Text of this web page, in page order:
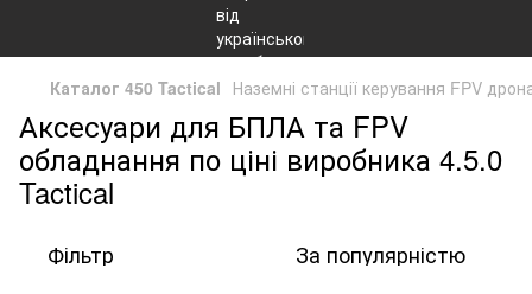
Каталог 450 Tactical Наземні станції керування FPV
Аксесуари для БПЛА та FPV
обладнання по ціні виробника 4.5.0
Tactical
Фільтр За популярністю